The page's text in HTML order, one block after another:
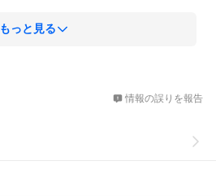
もっと見る
情報の誤りを報告